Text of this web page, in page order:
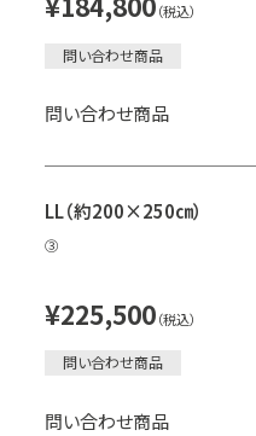
（税込）
問い合わせ商品
問い合わせ商品
LL（約200×250㎝）
③
¥225,500（税込）
問い合わせ商品
問い合わせ商品